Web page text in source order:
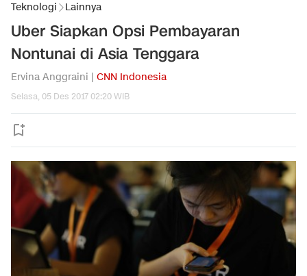
Teknologi Lainnya
Uber Siapkan Opsi Pembayaran
Nontunai di Asia Tenggara
Ervina Anggraini | CNN Indonesia
Selasa, 05 Des 2017 02:20 WIB